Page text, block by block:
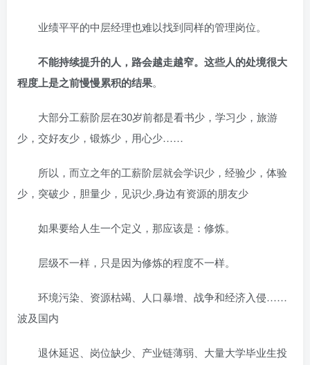
业绩平平的中层经理也难以找到同样的管理岗位。
不能持续提升的人，路会越走越窄。这些人的处境很大
程度上是之前慢慢累积的结果。
大部分工薪阶层在30岁前都是看书少，学习少，旅游
少，交好友少，锻炼少，用心少……
所以，而立之年的工薪阶层就会学识少，经验少，体验
少，突破少，胆量少，见识少,身边有资源的朋友少
如果要给人生一个定义，那应该是：修炼。
层级不一样，只是因为修炼的程度不一样。
环境污染、资源枯竭、人口暴增、战争和经济入侵……
波及国内
退休延迟、岗位缺少、产业链薄弱、大量大学毕业生投